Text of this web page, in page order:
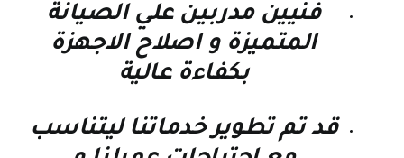
فنيين مدربين علي الصيانة
المتميزة و اصلاح الاجهزة
بكفاءة عالية
قد تم تطوير خدماتنا ليتناسب